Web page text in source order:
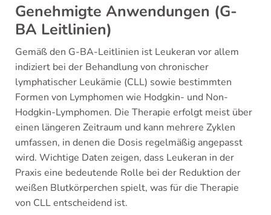
Genehmigte Anwendungen (G-
BA Leitlinien)
Gemäß den G-BA-Leitlinien ist Leukeran vor allem
indiziert bei der Behandlung von chronischer
lymphatischer Leukämie (CLL) sowie bestimmten
Formen von Lymphomen wie Hodgkin- und Non-
Hodgkin-Lymphomen. Die Therapie erfolgt meist über
einen längeren Zeitraum und kann mehrere Zyklen
umfassen, in denen die Dosis regelmäßig angepasst
wird. Wichtige Daten zeigen, dass Leukeran in der
Praxis eine bedeutende Rolle bei der Reduktion der
weißen Blutkörperchen spielt, was für die Therapie
von CLL entscheidend ist.